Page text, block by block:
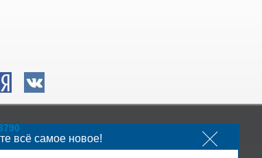
всё самое новое!